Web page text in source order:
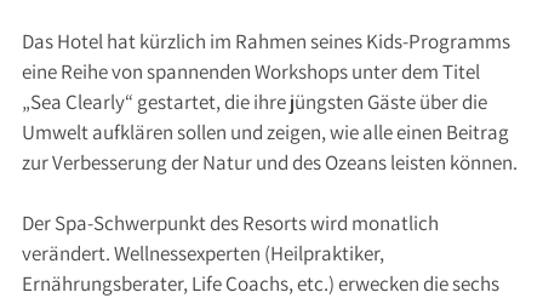
Das Hotel hat kürzlich im Rahmen seines Kids-Programms
eine Reihe von spannenden Workshops unter dem Titel
„Sea Clearly“ gestartet, die ihre jüngsten Gäste über die
Umwelt aufklären sollen und zeigen, wie alle einen Beitrag
zur Verbesserung der Natur und des Ozeans leisten können.
Der Spa-Schwerpunkt des Resorts wird monatlich
verändert. Wellnessexperten (Heilpraktiker,
Ernährungsberater, Life Coachs, etc.) erwecken die sechs